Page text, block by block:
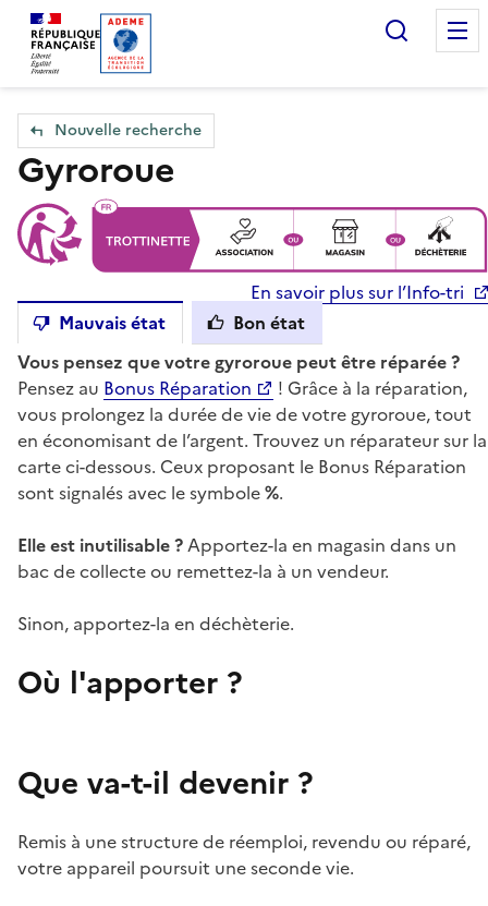
Accueil — Que Faire de mes objets & déchets
Nouvelle recherche
Gyroroue
En savoir plus sur l’Info-tri
Mauvais état
Bon état
Vous pensez que votre gyroroue peut être réparée ?
Pensez au Bonus Réparation
! Grâce à la réparation,
vous prolongez la durée de vie de votre gyroroue, tout
en économisant de l’argent. Trouvez un réparateur sur la
carte ci-dessous. Ceux proposant le Bonus Réparation
sont signalés avec le symbole%.
Elle est inutilisable ?Apportez-la en magasin dans un
bac de collecte ou remettez-la à un vendeur.
Sinon, apportez-la en déchèterie.
Où l'apporter ?
Que va-t-il devenir ?
Remis à une structure de réemploi, revendu ou réparé,
votre appareil poursuit une seconde vie.